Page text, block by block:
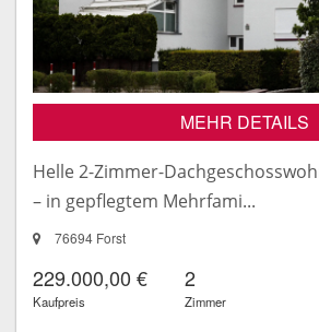
MEHR DETAILS
Helle 2-Zimmer-
– in gepflegtem Mehrfami...
76694 Forst
229.000,00 €
Kaufpreis
2
Zimmer